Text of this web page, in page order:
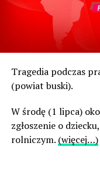
Tragedia podczas
(powiat buski).
W środę (1 lipca)
zgłoszenie o
rolniczym. (więcej…)